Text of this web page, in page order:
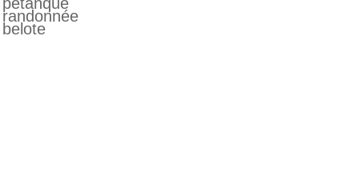
randonnée
belote